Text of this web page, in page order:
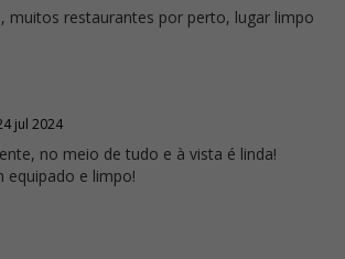
muitos restaurantes por perto, lugar limpo
jul 2024
no meio de tudo e à vista é linda!
equipado e limpo!